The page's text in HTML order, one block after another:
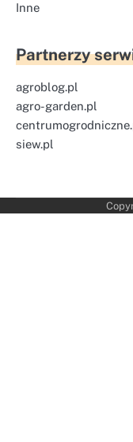
Inne
Partnerzy
agroblog.pl
agro-garden.pl
siew.pl